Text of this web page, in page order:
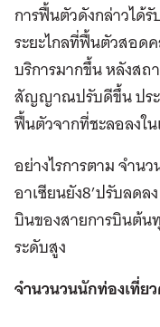
การฟื้นตัวดังกล่าวได้
ระยะไกลที่ฟื้นตัวสอด
บริการมากขึ้น หลังสถ
สัญญาณปรับดีขึ้น ประ
ฟื้นตัวจากที่ชะลอลงใ
อย่างไรการตาม จำน
อาเซียนยัง8’ปรับลดล
บินของสายการบินต้น
ระดับสูง
จำนวนวนนักท่องเที่ย